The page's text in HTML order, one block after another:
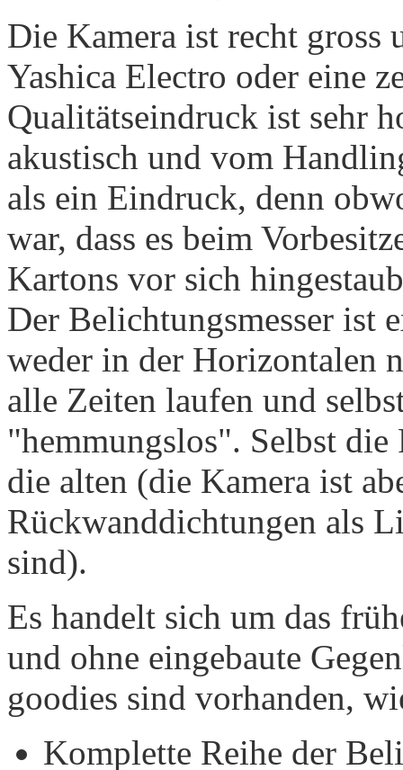
Die Kamera ist recht gross
Yashica Electro oder eine
Qualitätseindruck ist sehr
akustisch und vom
als ein Eindruck, denn
war, dass es beim
Kartons vor sich
Der Belichtungsmesser ist
weder in der Horizontalen
alle Zeiten laufen und
"hemmungslos". Selbst
die alten (die Kamera ist
Rückwanddichtungen als
sind).
Es handelt sich um das
und ohne eingebaute
goodies sind vorhanden,
Komplette Reihe der